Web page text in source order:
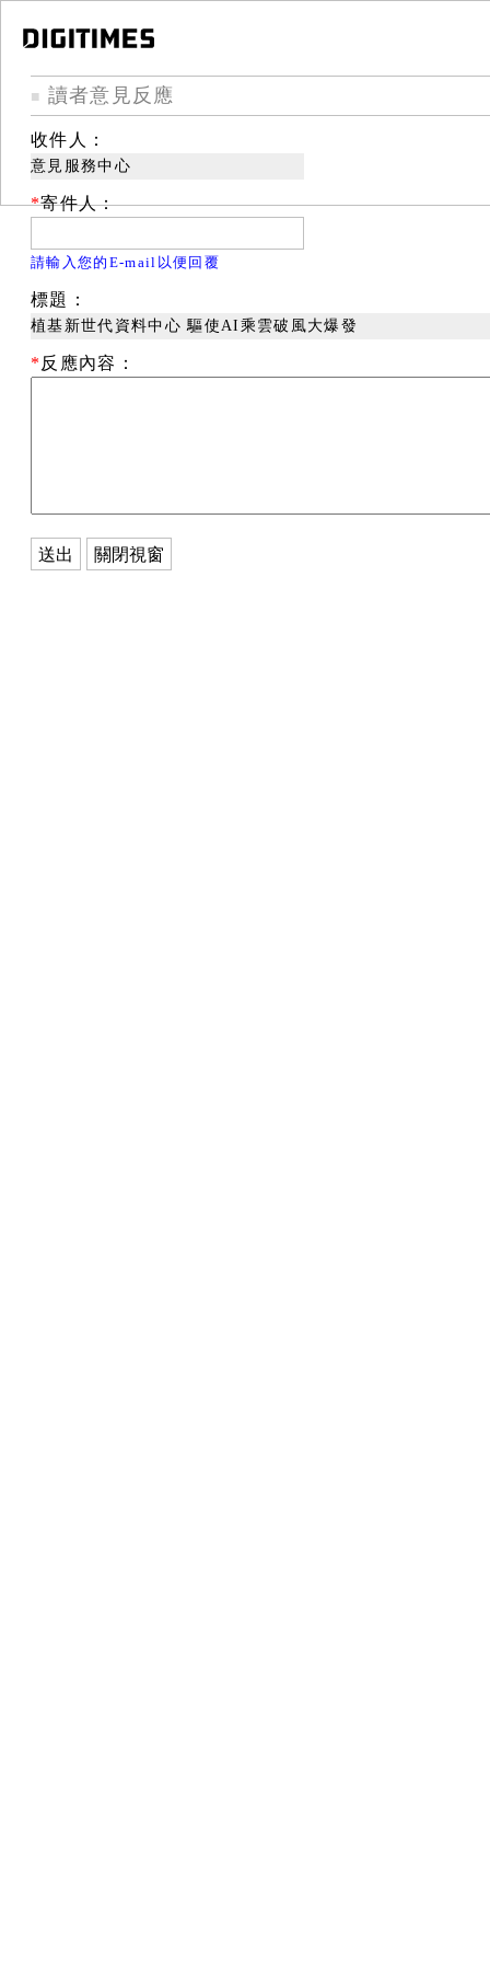
■ 讀者意見反應
收件人：
意見服務中心
*寄件人：
請輸入您的E-mail以便回覆
標題：
植基新世代資料中心 驅使AI乘雲破風大爆發
* 反應內容：